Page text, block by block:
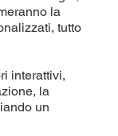
la
tutto
interattivi,
la
un